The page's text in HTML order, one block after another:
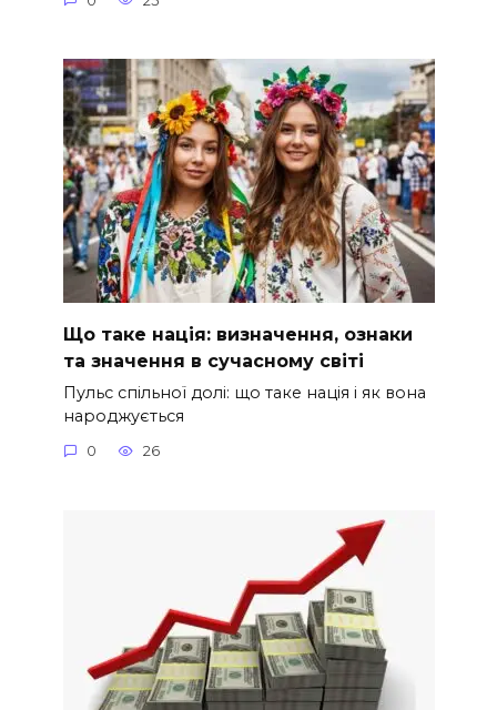
Що таке нація: визначення, ознаки
та значення в сучасному світі
Пульс спільної долі: що таке нація і як вона
народжується
0 26